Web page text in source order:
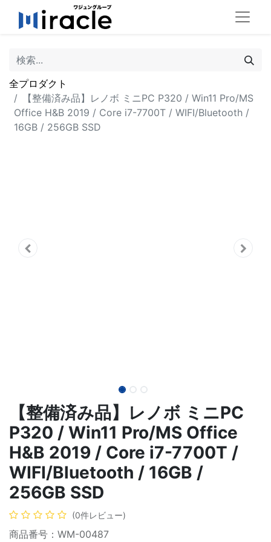
全プロダクト
【整備済み品】レノボ ミニPC P320 / Win11 Pro/MS
Office H&B 2019 / Core i7-7700T / WIFI/Bluetooth /
16GB / 256GB SSD
【整備済み品】レノボ ミニPC
P320 / Win11 Pro/MS Office
H&B 2019 / Core i7-7700T /
WIFI/Bluetooth / 16GB /
256GB SSD
(0件レビュー)
商品番号：WM-00487